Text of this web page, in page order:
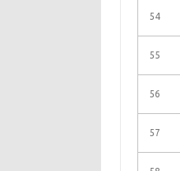
54
55
56
57